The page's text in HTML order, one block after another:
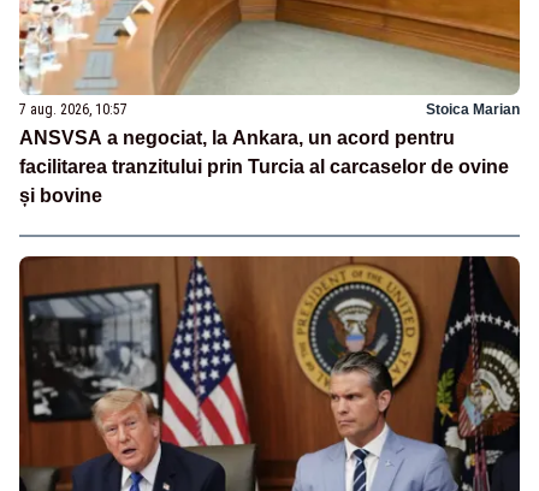
7 aug. 2026, 10:57 Stoica Marian
ANSVSA a negociat, la Ankara, un acord pentru
facilitarea tranzitului prin Turcia al carcaselor de ovine
și bovine